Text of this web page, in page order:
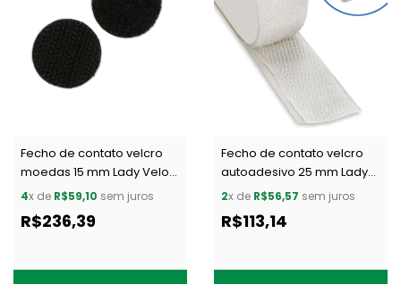
Fecho de contato velcro
moedas 15 mm Lady Velok
AA Practica 15 preto c/ 10 m
4x de R$59,10 sem juros
R$236,39
Fecho de contato velcro
autoadesivo 25 mm Lady
Velok AA 1 branco c/ 10 m
2x de R$56,57 sem juros
R$113,14